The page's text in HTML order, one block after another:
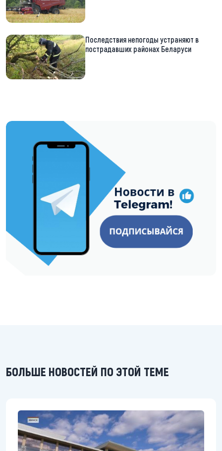
Последствия непогоды устраняют в
пострадавших районах Беларуси
https://t.me/minskctvby
БОЛЬШЕ НОВОСТЕЙ ПО ЭТОЙ ТЕМЕ